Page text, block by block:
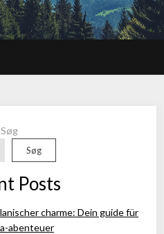
Søg
Søg
Posts
charme: Dein guide für
abenteuer